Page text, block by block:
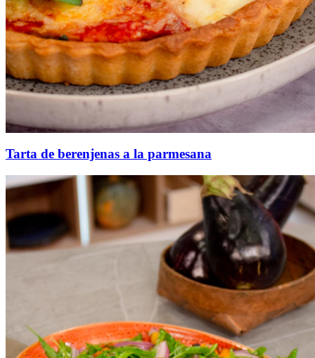
Tarta de berenjenas a la parmesana